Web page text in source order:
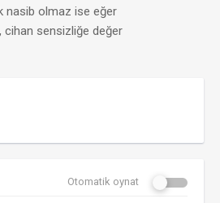
nasib olmaz ise eğer
cihan sensizliğe değer
Otomatik oynat